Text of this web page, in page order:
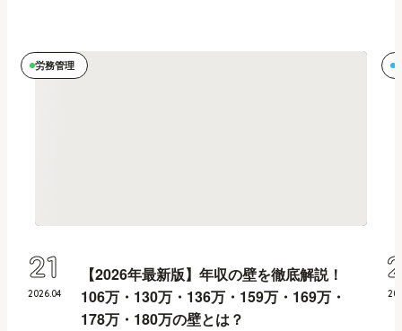
労務管理
【2026年最新版】年収の壁を徹底解説！
106万・130万・136万・159万・169万・
178万・180万の壁とは？
2026. 04
21